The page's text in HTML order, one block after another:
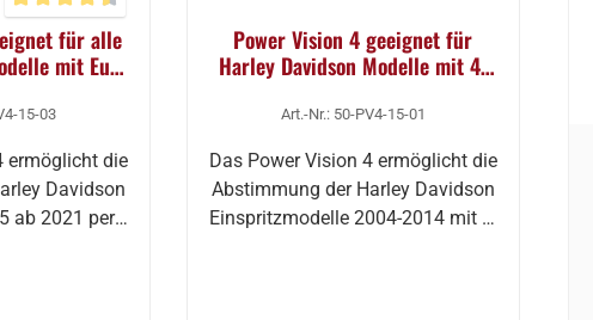
Sternen
Durchschnittliche Bewertung von 4.5 von 5 Sternen
für alle
mit Euro
15-03
ermöglicht die
Davidson
ab 2021 per
Power Vision 4 geeignet für
Harley Davidson Modelle mit 4-
Flashen per Ap
Art.-Nr.: 50-PV4-15-01
Das Power Vision 4 ermöglicht die
Abstimmung der Harley Davidson
Einspritzmodelle 2004-2014 mit 4-